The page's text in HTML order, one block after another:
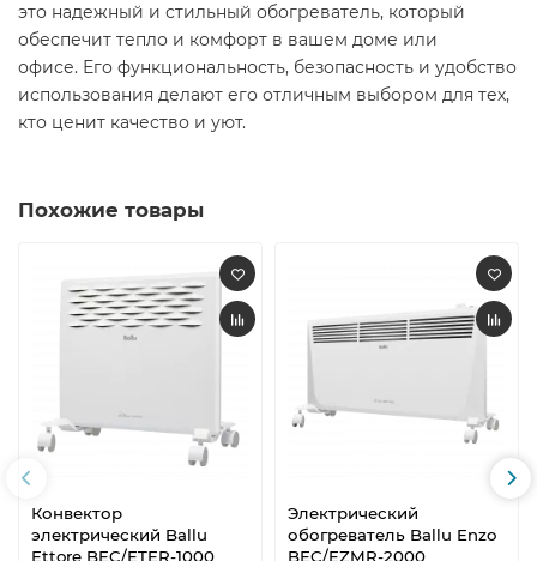
это надежный и стильный обогреватель, который
обеспечит тепло и комфорт в вашем доме или
офисе. Его функциональность, безопасность и удобство
использования делают его отличным выбором для тех,
кто ценит качество и уют.​
Похожие товары
Конвектор
электрический Ballu
Ettore BEC/ETER-1000
Электрический
обогреватель Ballu Enzo
BEC/EZMR-2000